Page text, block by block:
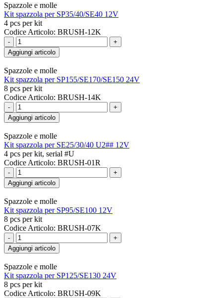
Spazzole e molle
Kit spazzola per SP35/40/SE40 12V
4 pcs per kit
Codice Articolo: BRUSH-12K
-
+
Aggiungi articolo
Spazzole e molle
Kit spazzola per SP155/SE170/SE150 24V
8 pcs per kit
Codice Articolo: BRUSH-14K
-
+
Aggiungi articolo
Spazzole e molle
Kit spazzola per SE25/30/40 U2## 12V
4 pcs per kit, serial #U
Codice Articolo: BRUSH-01R
-
+
Aggiungi articolo
Spazzole e molle
Kit spazzola per SP95/SE100 12V
8 pcs per kit
Codice Articolo: BRUSH-07K
-
+
Aggiungi articolo
Spazzole e molle
Kit spazzola per SP125/SE130 24V
8 pcs per kit
Codice Articolo: BRUSH-09K